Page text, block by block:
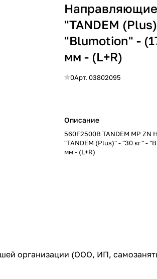
"TANDEM
"Blumotion" -
мм - (L+R)
0Арт.03802095
Описание
560F2500B TANDEM MP ZN
"TANDEM (Plus)" - "30 кг" -
мм - (L+R)
организации (ООО, ИП,